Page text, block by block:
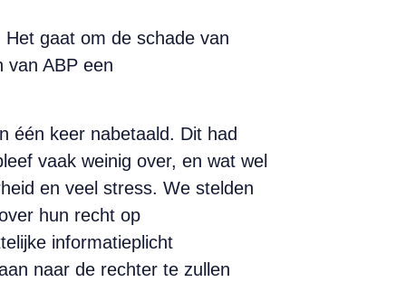
gaat om de schade van
van ABP een
één keer nabetaald. Dit had
vaak weinig over, en wat wel
en veel stress. We stelden
hun recht op
informatieplicht
naar de rechter te zullen